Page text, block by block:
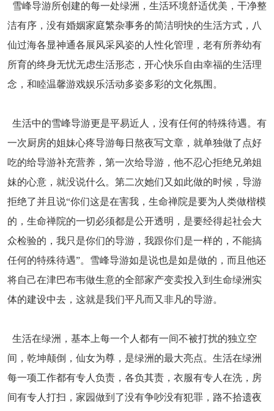
雪峰导游所创建的每一处绿洲 ，生活环境舒适优美，干净整
洁有序，没有婚姻家庭繁杂事务的简洁明快的生活方式，八
仙过海各显神通各展风采风姿的人性化管理，老有所养幼有
所育的终身无忧无虑生活形态，开心快乐自由幸福的生活理
念，和睦温馨游戏娱乐活动多姿多彩的文化氛围。
生活中的雪峰导游更是平易近人，没有任何的特殊待遇。有
一次厨房的姐妹心疼导游每日熬夜写文章，就单独做了点好
吃的给导游补充营养，第一次给导游，他不忍心拒绝兄弟姐
妹的心意，就没说什么。第二次她们又如此做的时候，导游
拒绝了并且说“你们这是在害我，生命禅院是要为人类做楷模
的，生命禅院的一切必须都是公开透明，是要经得起社会大
众检验的，我只是你们的导游，我跟你们是一样的，不能搞
任何的特殊待遇”。雪峰导游如是说也是如是做的，而且他还
将自己在津巴布韦做生意的全部家产变卖投入到 生命绿洲 实
体的建设中去，这就是我们平凡而又非凡的导游。
生活在绿洲，基本上每一个人都有一间不被打扰的独立空
间，乾坤颠倒，仙女为尊，是绿洲的最大亮点。生活在绿洲
每一项工作都有专人负责，各负其责，衣服有专人在洗，房
间有专人打扫，家园做到了没有争吵没有犯罪，路不拾遗夜